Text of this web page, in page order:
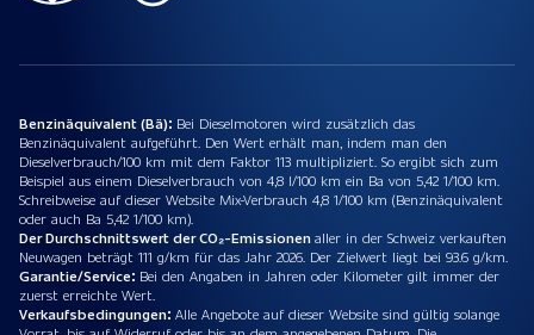
Benzinäquivalent (Bä): Bei Dieselmotoren wird zusätzlich das
Benzinäquivalent aufgeführt. Den Wert erhält man, indem man den
Dieselverbrauch/100 km mit dem Faktor 113 multipliziert. So ergibt sich zum
Beispiel aus einem Dieselverbrauch von 4,8 l/100 km ein Ba von 5,42 1/100 km.
Schreibweise auf dieser Website Mix-Verbrauch 4,8 1/100 km (Benzinäquivalent
oder auch Ba 5,42 1/100 km).
Der Durchschnittswert der CO₂-Emissionenaller in der Schweiz verkauften
Neuwagen beträgt 111 g/km für das Jahr 2026. Der Zielwert liegt bei 93.6 g/km.
Garantie/Service: Bei den Angaben in Jahren oder Kilometer gilt immer der
zuerst erreichte Wert.
Verkaufsbedingungen: Alle Angebote auf dieser Website sind gültig solange